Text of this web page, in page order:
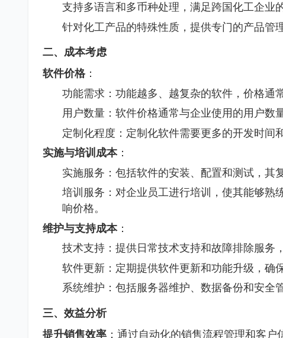
支持多语言和多币种处理，满足跨国化工企业的
针对化工产品的特殊性质，提供专门的产品管
二、成本考虑
软件价格：
功能需求：功能越多、越复杂的软件，价格通常
用户数量：软件价格通常与企业使用的用户数
定制化程度：定制化软件需要更多的开发时间
实施与培训成本：
实施服务：包括软件的安装、配置和测试，其
培训服务：对企业员工进行培训，使其能够熟
响价格。
维护与支持成本：
技术支持：提供日常技术支持和故障排除服务
软件更新：定期提供软件更新和功能升级，确
系统维护：包括服务器维护、数据备份和安全
三、效益分析
提升销售效率 ：通过自动化的销售流程管理和客